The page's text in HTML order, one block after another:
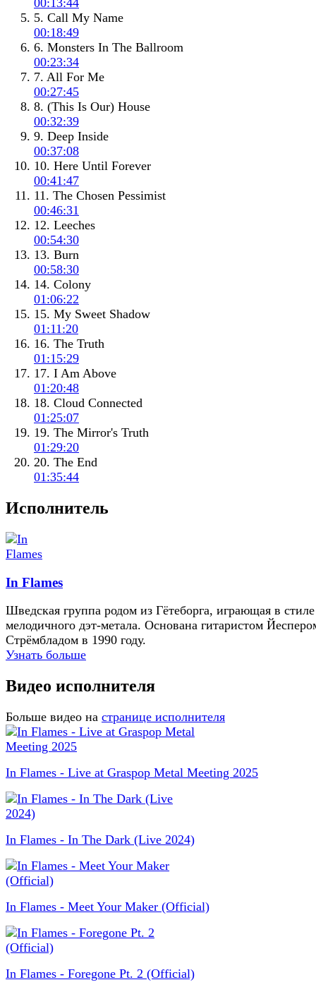
00:13:44
5. Call My Name
00:18:49
6. Monsters In The Ballroom
00:23:34
7. All For Me
00:27:45
8. (This Is Our) House
00:32:39
9. Deep Inside
00:37:08
10. Here Until Forever
00:41:47
11. The Chosen Pessimist
00:46:31
12. Leeches
00:54:30
13. Burn
00:58:30
14. Colony
01:06:22
15. My Sweet Shadow
01:11:20
16. The Truth
01:15:29
17. I Am Above
01:20:48
18. Cloud Connected
01:25:07
19. The Mirror's Truth
01:29:20
20. The End
01:35:44
Исполнитель
In Flames
Шведская группа родом из Гётеборга, играющая в стиле
мелодичного дэт-метала. Основана гитаристом
Стрёмбладом в 1990 году.
Узнать больше
Видео исполнителя
Больше видео на странице исполнителя
In Flames - Live at Graspop Metal Meeting 2025
In Flames - In The Dark (Live 2024)
In Flames - Meet Your Maker (Official)
In Flames - Foregone Pt. 2 (Official)